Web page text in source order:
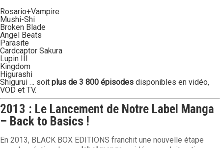
Rosario+Vampire
Mushi-Shi
Broken Blade
Angel Beats
Parasite
Cardcaptor Sakura
Lupin III
Kingdom
Higurashi
Shigurui … soit plus de 3 800 épisodes disponibles en vidéo,
VOD et TV.
2013 : Le Lancement de Notre Label Manga
– Back to Basics !
En 2013, BLACK BOX EDITIONS franchit une nouvelle étape